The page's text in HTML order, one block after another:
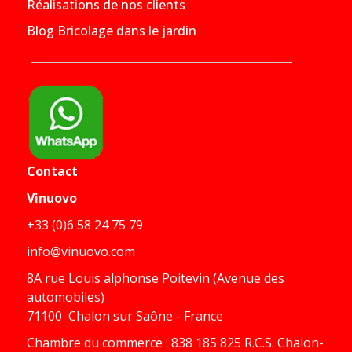
Réalisations de nos clients
Blog Bricolage dans le jardin
Contact
Vinuovo
+33 (0)6 58 24 75 79
info@vinuovo.com
8A rue Louis alphonse Poitevin (Avenue des
automobiles)
71100 Chalon sur Saône - France
Chambre du commerce : 838 185 825 R.C.S. Chalon-